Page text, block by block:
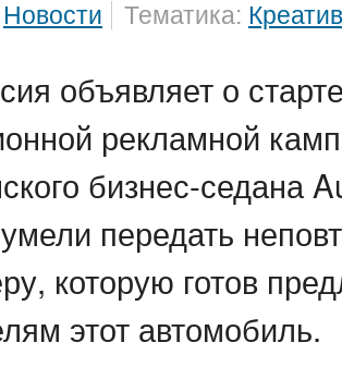
Новости Тематика: Креатив
объявляет о
рекламной
бизнес-седана
передать
которую готов
этот автомобиль.